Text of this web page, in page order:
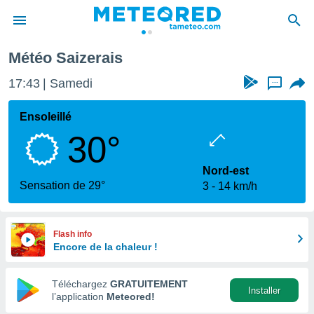
de
en
Météo Saizerais
17:43 Samedi ...
Ensoleillé
30°
Sensation de 29°
Nord-est
3
14 km/h
Flash info
Encore de la chaleur !
Téléchargez GRATUITEMENT
l’application Meteored!
Installer